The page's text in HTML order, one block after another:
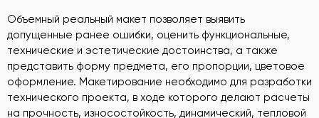
Объемный реальный макет позволяет выявить
допущенные ранее ошибки, оценить функциональные,
технические и эстетические достоинства, а также
представить форму предмета, его пропорции, цветовое
оформление. Макетирование необходимо для разработки
технического проекта, в ходе которого делают расчеты
на прочность, износостойкость, динамический, тепловой